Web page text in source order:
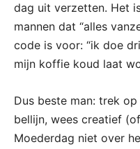
dag uit verzetten. Het
mannen dat “alles
code is voor: “ik doe
mijn koffie koud laat
Dus beste man: trek
bellijn, wees creatief
Moederdag niet over